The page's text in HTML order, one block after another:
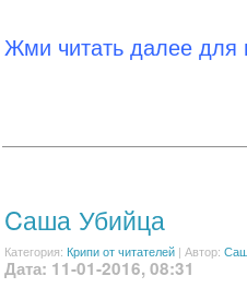
Жми читать далее для
Cаша Убийца
Категория: Крипи от читателей | Автор:
Дата: 11-01-2016, 08:31